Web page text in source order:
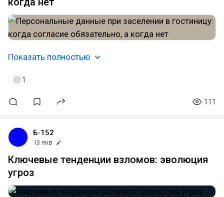
Показать полностью
1
111
Б-152
13 янв
Ключевые тенденции взломов: эволюция
угроз